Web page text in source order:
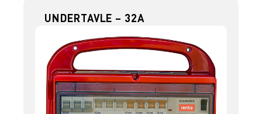
UNDERTAVLE – 32A